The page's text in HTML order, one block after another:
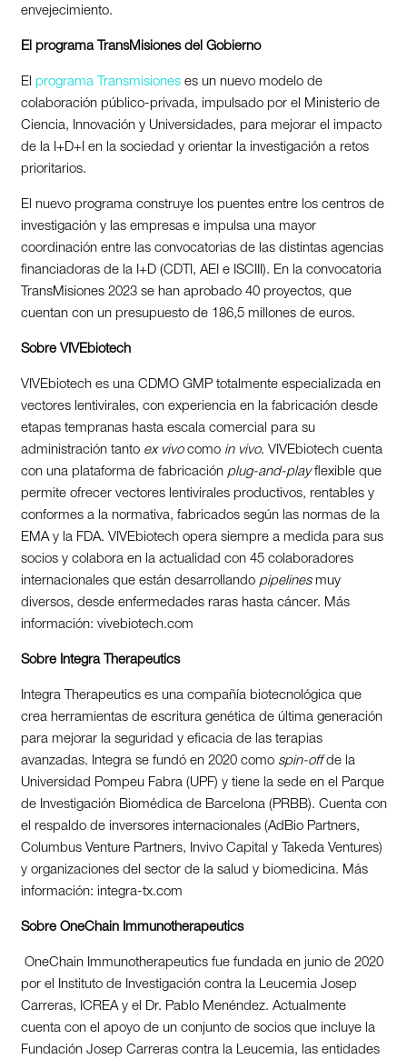
envejecimiento.
El programa TransMisiones del Gobierno
El programa Transmisioneses un nuevo modelo de
colaboración público-privada, impulsado por el Ministerio de
Ciencia, Innovación y Universidades, para mejorar el impacto
de la I+D+I en la sociedad y orientar la investigación a retos
prioritarios.
El nuevo programa construye los puentes entre los centros de
investigación y las empresas e impulsa una mayor
coordinación entre las convocatorias de las distintas agencias
financiadoras de la I+D (CDTI, AEI e ISCIII). En la convocatoria
TransMisiones 2023 se han aprobado 40 proyectos, que
cuentan con un presupuesto de 186,5 millones de euros.
Sobre VIVEbiotech
VIVEbiotech es una CDMO GMP totalmente especializada en
vectores lentivirales, con experiencia en la fabricación desde
etapas tempranas hasta escala comercial para su
administración tanto ex vivo como in vivo. VIVEbiotech cuenta
con una plataforma de fabricación plug-and-playflexible que
permite ofrecer vectores lentivirales productivos, rentables y
conformes a la normativa, fabricados según las normas de la
EMA y la FDA. VIVEbiotech opera siempre a medida para sus
socios y colabora en la actualidad con 45 colaboradores
internacionales que están desarrollando pipelines muy
diversos, desde enfermedades raras hasta cáncer. Más
información: vivebiotech.com
Sobre Integra Therapeutics
Integra Therapeutics es una compañía biotecnológica que
crea herramientas de escritura genética de última generación
para mejorar la seguridad y eficacia de las terapias
avanzadas. Integra se fundó en 2020 como spin-offde la
Universidad Pompeu Fabra (UPF) y tiene la sede en el Parque
de Investigación Biomédica de Barcelona (PRBB). Cuenta con
el respaldo de inversores internacionales (AdBio Partners,
Columbus Venture Partners, Invivo Capital y Takeda Ventures)
y organizaciones del sector de la salud y biomedicina. Más
información: integra-tx.com
Sobre OneChain Immunotherapeutics
OneChain Immunotherapeutics fue fundada en junio de 2020
por el Instituto de Investigación contra la Leucemia Josep
Carreras, ICREA y el Dr. Pablo Menéndez. Actualmente
cuenta con el apoyo de un conjunto de socios que incluye la
Fundación Josep Carreras contra la Leucemia, las entidades